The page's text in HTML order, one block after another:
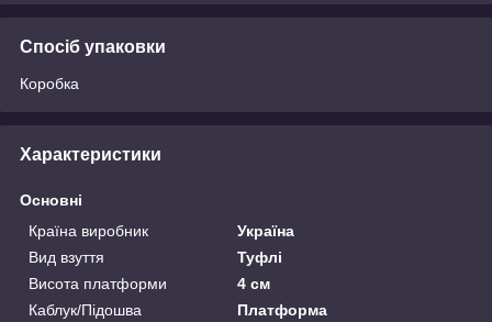
Спосіб упаковки
Коробка
Характеристики
Основні
Країна виробник
Україна
Вид взуття
Туфлі
Висота платформи
4 см
Каблук/Підошва
Платформа